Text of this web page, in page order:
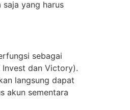
yang harus
sebagai
dan Victory).
langsung dapat
akun sementara